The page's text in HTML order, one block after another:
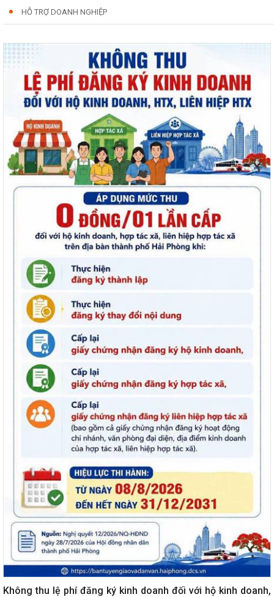
HỖ TRỢ DOANH NGHIỆP
Không thu lệ phí đăng ký kinh doanh đối với hộ kinh doanh,